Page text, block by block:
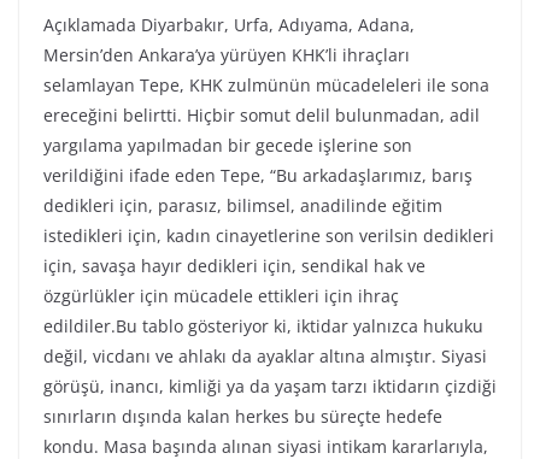
Açıklamada Diyarbakır, Urfa, Adıyama, Adana,
Mersin’den Ankara’ya yürüyen KHK’li ihraçları
selamlayan Tepe, KHK zulmünün mücadeleleri ile sona
ereceğini belirtti. Hiçbir somut delil bulunmadan, adil
yargılama yapılmadan bir gecede işlerine son
verildiğini ifade eden Tepe, “Bu arkadaşlarımız, barış
dedikleri için, parasız, bilimsel, anadilinde eğitim
istedikleri için, kadın cinayetlerine son verilsin dedikleri
için, savaşa hayır dedikleri için, sendikal hak ve
özgürlükler için mücadele ettikleri için ihraç
edildiler.Bu tablo gösteriyor ki, iktidar yalnızca hukuku
değil, vicdanı ve ahlakı da ayaklar altına almıştır. Siyasi
görüşü, inancı, kimliği ya da yaşam tarzı iktidarın çizdiği
sınırların dışında kalan herkes bu süreçte hedefe
kondu. Masa başında alınan siyasi intikam kararlarıyla,